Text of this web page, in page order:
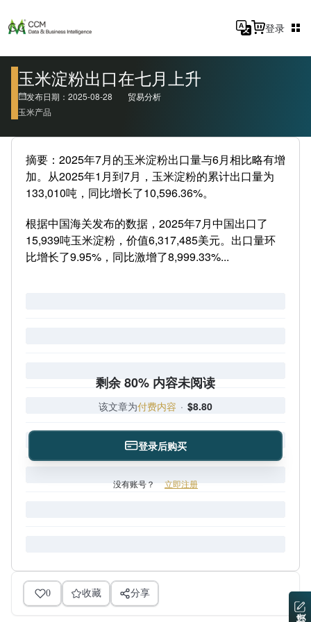
登录
玉米淀粉出口在七月上升
发布日期：2025-08-28
贸易分析
玉米产品
摘要：2025年7月的玉米淀粉出口量与6月相比略有增
加。从2025年1月到7月，玉米淀粉的累计出口量为
133,010吨，同比增长了10,596.36%。
根据中国海关发布的数据，2025年7月中国出口了
15,939吨玉米淀粉，价值6,317,485美元。出口量环
比增长了9.95%，同比激增了8,999.33%...
剩余 80% 内容未阅读
该文章为付费内容 · $8.80
登录后购买
没有账号？ 立即注册
0 收藏 分享